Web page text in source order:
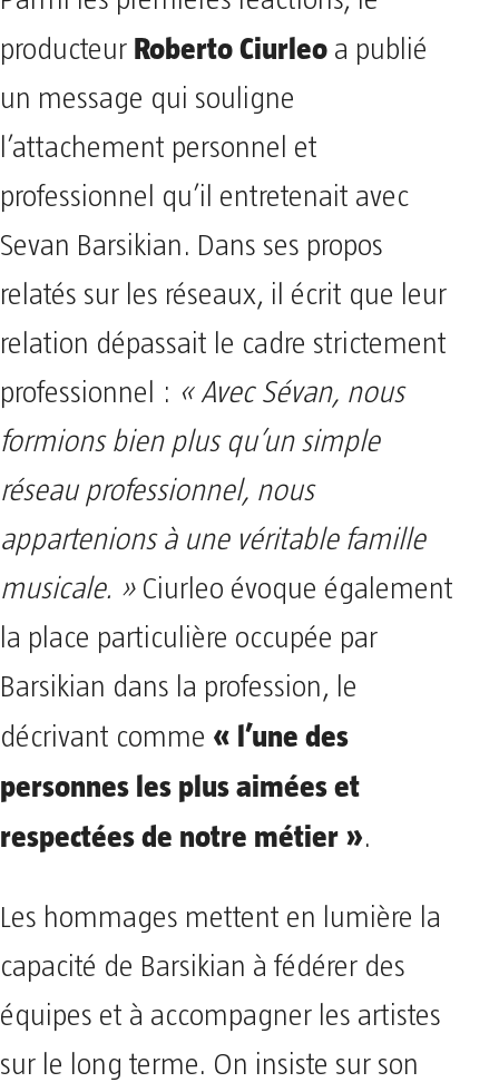
producteur Roberto Ciurleo a publié
un message qui souligne
l’attachement personnel et
professionnel qu’il entretenait avec
Sevan Barsikian. Dans ses propos
relatés sur les réseaux, il écrit que leur
relation dépassait le cadre strictement
professionnel : « Avec Sévan, nous
formions bien plus qu’un simple
réseau professionnel, nous
appartenions à une véritable famille
musicale. »Ciurleo évoque également
la place particulière occupée par
Barsikian dans la profession, le
décrivant comme « l’une des
personnes les plus aimées et
respectées de notre métier ».
Les hommages mettent en lumière la
capacité de Barsikian à fédérer des
équipes et à accompagner les artistes
sur le long terme. On insiste sur son